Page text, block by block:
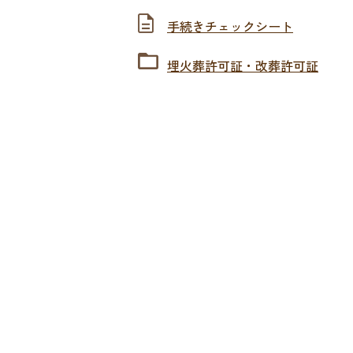
手続きチェックシート
埋火葬許可証・改葬許可証